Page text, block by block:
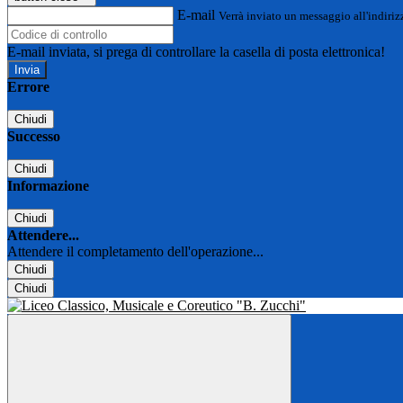
E-mail Verrà inviato un messaggio
E-mail inviata, si prega di controllare la casella di posta elettronica!
Errore
Chiudi
Successo
Chiudi
Informazione
Chiudi
Attendere...
Attendere il completamento dell'operazione...
Chiudi
Chiudi